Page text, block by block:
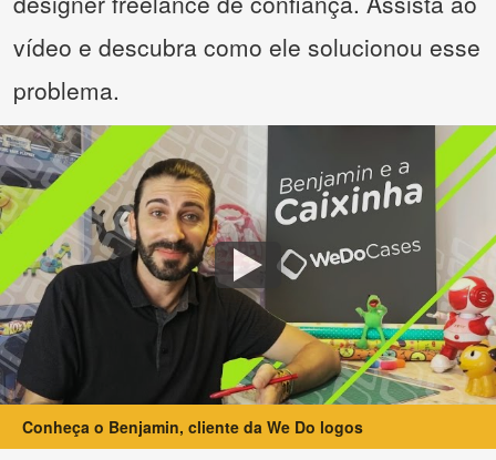
vídeo e descubra como ele solucionou esse
problema.
Conheça o Benjamin, cliente da We Do logos